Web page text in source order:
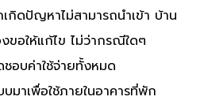
กิดปัญหาไม่สามารถนำเข้า บ้าน
ขอให้แก้ไข ไม่ว่ากรณีใดๆ
ชอบค่าใช้จ่ายทั้งหมด
มาเพื่อใช้ภายในอาคารที่พัก